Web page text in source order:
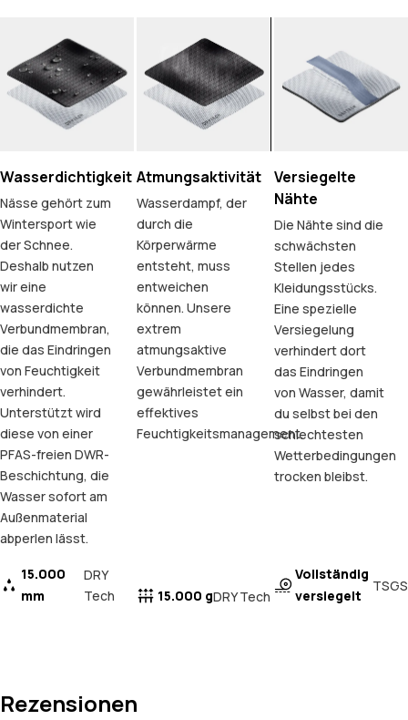
Wasserdichtigkeit
Nässe gehört zum
Wintersport wie
der Schnee.
Deshalb nutzen
wir eine
wasserdichte
Verbundmembran,
die das Eindringen
von Feuchtigkeit
verhindert.
Unterstützt wird
diese von einer
PFAS-freien DWR-
Beschichtung, die
Wasser sofort am
Außenmaterial
abperlen lässt.
15.000
mm
DRY
Tech
Atmungsaktivität
Wasserdampf, der
durch die
Körperwärme
entsteht, muss
entweichen
können. Unsere
extrem
atmungsaktive
Verbundmembran
gewährleistet ein
effektives
Feuchtigkeitsmanagement.
15.000 gDRY Tech
Versiegelte
Nähte
Die Nähte sind die
schwächsten
Stellen jedes
Kleidungsstücks.
Eine spezielle
Versiegelung
verhindert dort
das Eindringen
von Wasser, damit
du selbst bei den
schlechtesten
Wetterbedingungen
trocken bleibst.
Vollständig
versiegelt
TSGS
Rezensionen